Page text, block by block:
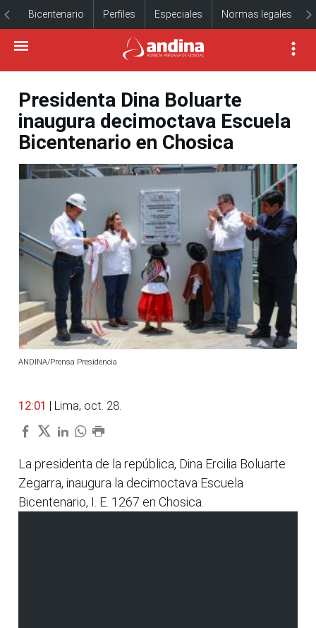
Bicentenario Perfiles Especiales Normas legales
Presidenta Dina Boluarte
inaugura decimoctava Escuela
Bicentenario en Chosica
ANDINA/Prensa Presidencia
12:01 | Lima, oct. 28.
La presidenta de la república, Dina Ercilia Boluarte
Zegarra, inaugura la decimoctava Escuela
Bicentenario, I. E. 1267 en Chosica.